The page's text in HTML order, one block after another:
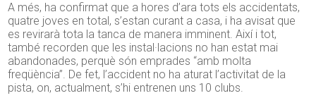
A més, ha confirmat que a hores d’ara tots els accidentats,
quatre joves en total, s’estan curant a casa, i ha avisat que
es revirarà tota la tanca de manera imminent. Així i tot,
també recorden que les instal·lacions no han estat mai
abandonades, perquè són emprades “amb molta
freqüència”. De fet, l’accident no ha aturat l’activitat de la
pista, on, actualment, s’hi entrenen uns 10 clubs.